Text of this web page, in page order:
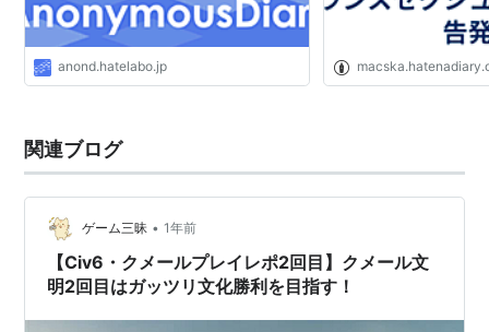
anond.hatelabo.jp
関連ブログ
ゲーム三昧 • 1年前
【Civ6・クメールプレイレポ2回目】クメール文
明2回目はガッツリ文化勝利を目指す！